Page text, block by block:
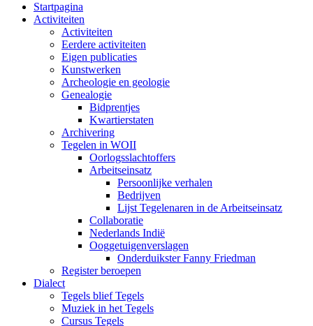
Startpagina
Activiteiten
Activiteiten
Eerdere activiteiten
Eigen publicaties
Kunstwerken
Archeologie en geologie
Genealogie
Bidprentjes
Kwartierstaten
Archivering
Tegelen in WOII
Oorlogsslachtoffers
Arbeitseinsatz
Persoonlijke verhalen
Bedrijven
Lijst Tegelenaren in de Arbeitseinsatz
Collaboratie
Nederlands Indië
Ooggetuigenverslagen
Onderduikster Fanny Friedman
Register beroepen
Dialect
Tegels blief Tegels
Muziek in het Tegels
Cursus Tegels